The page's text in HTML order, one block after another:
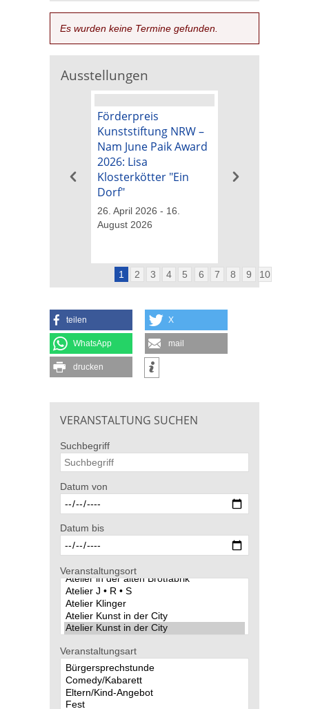
Es wurden keine Termine gefunden.
Ausstellungen
Förderpreis
Kunststiftung NRW –
Nam June Paik Award
2026: Lisa
Klosterkötter "Ein
Dorf"
26. April 2026 - 16.
August 2026
1 2 3 4 5 6 7 8 9 10
teilen X
WhatsApp mail
drucken
VERANSTALTUNG SUCHEN
Suchbegriff
Datum von
Datum bis
Veranstaltungsort
Veranstaltungsart